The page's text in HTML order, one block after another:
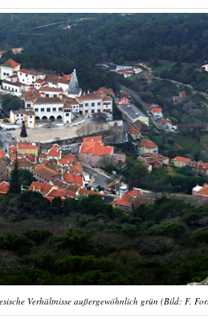
Verhältnisse außergewöhnlich grün (Bild: F.